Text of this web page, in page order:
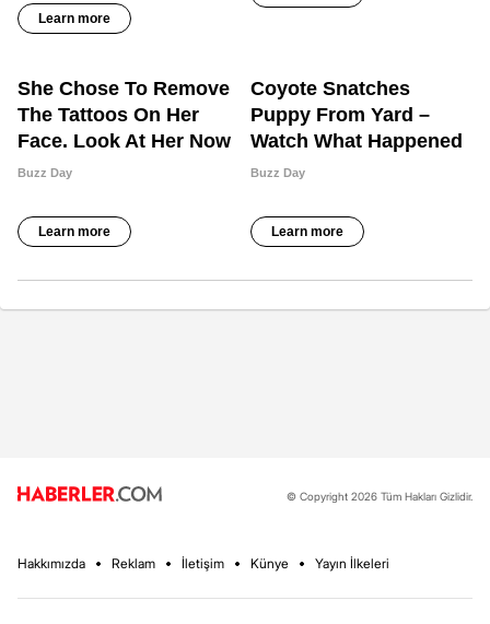
© Copyright 2026 Tüm Hakları Gizlidir.
Hakkımızda Reklam İletişim Künye Yayın İlkeleri